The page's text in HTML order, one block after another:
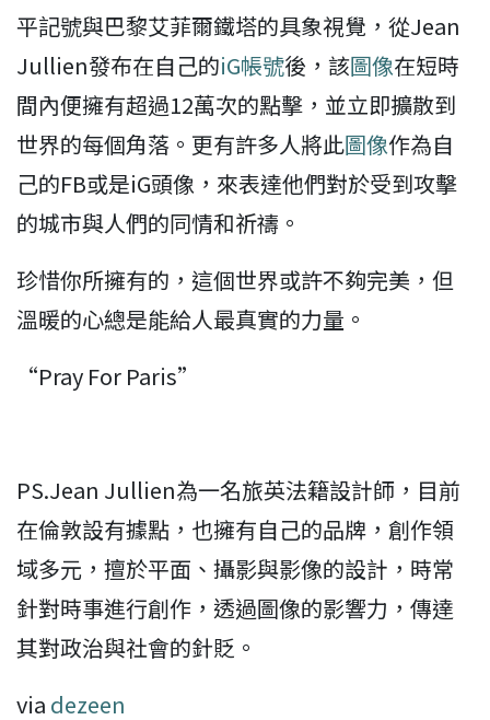
平記號與巴黎艾菲爾鐵塔的具象視覺，從Jean
Jullien發布在自己的iG帳號後，該圖像在短時
間內便擁有超過12萬次的點擊，並立即擴散到
世界的每個角落。更有許多人將此圖像作為自
己的FB或是iG頭像，來表達他們對於受到攻擊
的城市與人們的同情和祈禱。
珍惜你所擁有的，這個世界或許不夠完美，但
溫暖的心總是能給人最真實的力量。
“Pray For Paris”
PS.Jean Jullien為一名旅英法籍設計師，目前
在倫敦設有據點，也擁有自己的品牌，創作領
域多元，擅於平面、攝影與影像的設計，時常
針對時事進行創作，透過圖像的影響力，傳達
其對政治與社會的針貶。
via dezeen